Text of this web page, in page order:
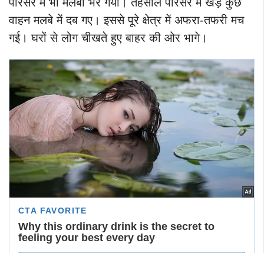
वाहन मलबे में दब गए। इससे पूरे क्षेत्र में अफरा-तफरी मच
गई। घरों से लोग चीखते हुए बाहर की ओर भागे।